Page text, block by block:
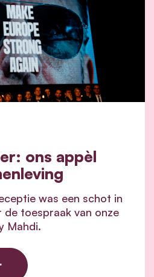
ons appèl
was een schot in
de toespraak van onze
Mahdi.